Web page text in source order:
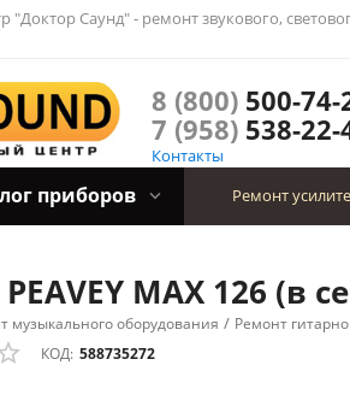
"Доктор Саунд" - ремонт звукового,
8 (800)500-74-
7 (958)538-22-
Контакты
приборов Ремонт
MAX 126 (в
музыкального оборудования / Ремонт
КОД: 588735272